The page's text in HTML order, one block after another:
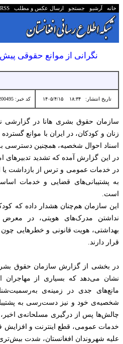
خانه آرشیو جستجو ارسال عکس و مطلب RSS
نگرانی از موانع حقوقی
تاریخ انتشار:۱۸:۳۴ ۱۴۰۵/۴/۱۵ کد خبر: 200495
سازمان حقوق بشری هانا در گزارشی
زنان و کودکان، در ایران با موانع
اسناد احوال شخصیه، همچنین دسترسی
در این گزارش آمده که تشدید تدبیرهای
در خدمات عمومی و ترس از بازداشت
به پشتیبانی‌های قضایی و خدمات
است.
این سازمان هم‌چنان هشدار داده که
نداشتن مدرک‌های هویتی، در
بهداشتی، هویت قانونی و خطرهایی
قرار دارند.
در بخشی از گزارش سازمان حقوق
نشان می‌دهد که بسیاری از مهاجران
مانع‌های جدی در زمینه‌ی
شخصیه‌ی خود و نیز دست‌رسی به
چالش‌ها پس از درگیری مسلحانه‌ی اخیر،
خدمات عمومی، قطع اینترنت و افزایش
علیه شهروندان افغانستان، شدت